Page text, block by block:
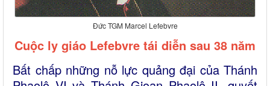
Đức TGM Marcel Lefebvre
Cuộc ly giáo Lefebvre tái diễn sau 38 năm
Bất chấp những nỗ lực quảng đại của Thánh